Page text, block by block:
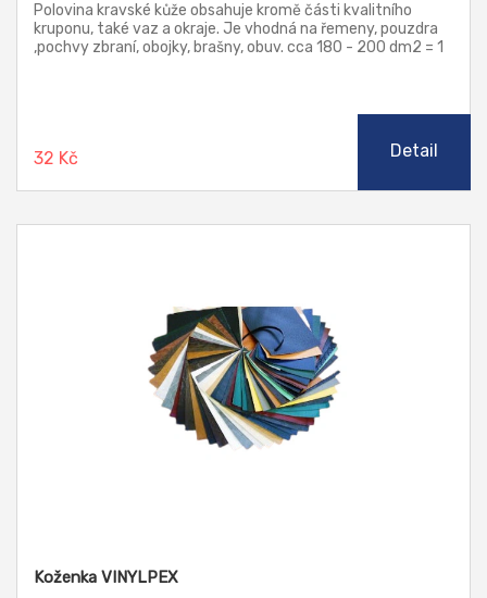
Polovina kravské kůže obsahuje kromě části kvalitního
kruponu, také vaz a okraje. Je vhodná na řemeny, pouzdra
,pochvy zbraní, obojky, brašny, obuv. cca 180 - 200 dm2 = 1
32 Kč Detail
Koženka VINYLPEX